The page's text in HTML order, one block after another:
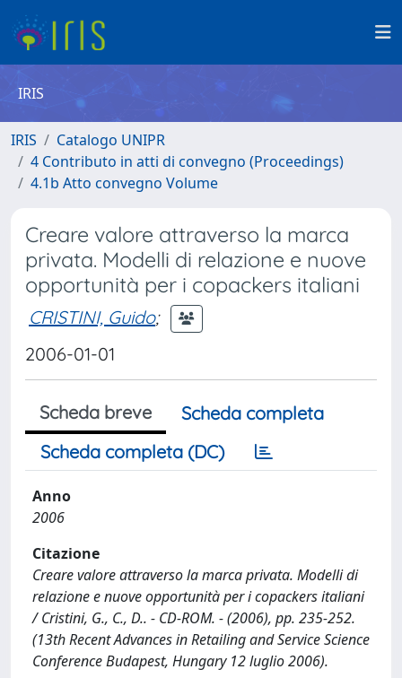
IRIS
IRIS
Catalogo UNIPR
4 Contributo in atti di convegno (Proceedings)
4.1b Atto convegno Volume
Creare valore attraverso la marca
privata. Modelli di relazione e nuove
opportunità per i copackers italiani
CRISTINI, Guido;
2006-01-01
Scheda breve
Scheda completa
Scheda completa (DC)
Anno
2006
Citazione
Creare valore attraverso la marca privata. Modelli di
relazione e nuove opportunità per i copackers italiani
/ Cristini, G., C., D.. - CD-ROM. - (2006), pp. 235-252.
(13th Recent Advances in Retailing and Service Science
Conference Budapest, Hungary 12 luglio 2006).